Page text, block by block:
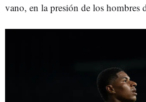
vano, en la presión de los hombres